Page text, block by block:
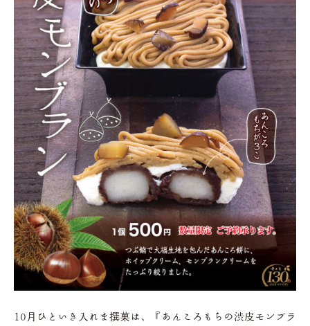
10月ひといき入れま撰菓は、『あんころもちの渋皮モンブラ